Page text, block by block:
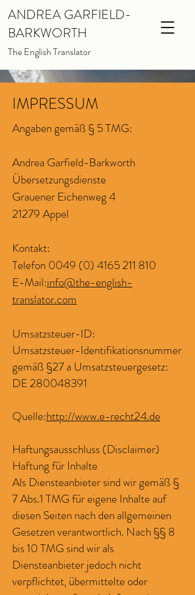
The English Translator
ANDREA GARFIELD-
BARKWORTH
IMPRESSUM
Angaben gemäß § 5 TMG:
Andrea Garfield-Barkworth
Übersetzungsdienste
Grauener Eichenweg 4
21279 Appel
Kontakt:
Telefon 0049 (0) 4165 211 810
E-Mail:info@the-english-
translator.com
Umsatzsteuer-ID:
Umsatzsteuer-Identifikationsnummer
gemäß §27 a Umsatzsteuergesetz:
DE 280048391
Quelle:http://www.e-recht24.de
Haftungsausschluss (Disclaimer)
Haftung für Inhalte
Als Diensteanbieter sind wir gemäß §
7 Abs.1 TMG für eigene Inhalte auf
diesen Seiten nach den allgemeinen
Gesetzen verantwortlich. Nach §§ 8
bis 10 TMG sind wir als
Diensteanbieter jedoch nicht
verpflichtet, übermittelte oder